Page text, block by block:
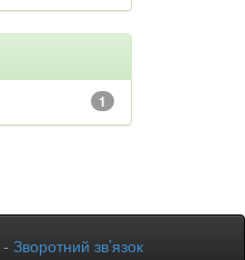
1
- Зворотний зв’язок